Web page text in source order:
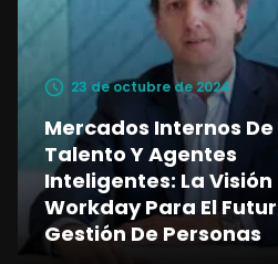
23 de octubre de 2024
Mercados Internos De
Talento Y Agentes
Inteligentes: La Visión
Workday Para El
Gestión De Personas